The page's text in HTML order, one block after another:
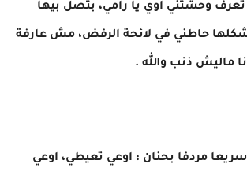
وحشتني اوي يا رامي، بتصل بيها
حاطني في لائحة الرفض، مش عارفة
ماليش ذنب والله .
مردفا بحنان : اوعي تعيطي، اوعي